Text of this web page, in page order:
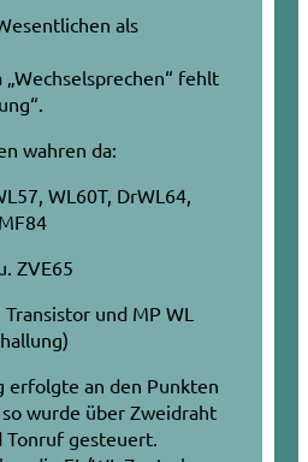
als
fehlt
wahren da:
WL60T, DrWL64,
ZVE65
und MP WL
erfolgte an den Punkten
wurde über Zweidraht
gesteuert.